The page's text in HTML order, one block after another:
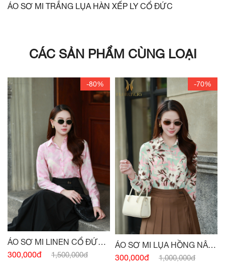
ÁO SƠ MI TRẮNG LỤA HÀN XẾP LY CỔ ĐỨC
CÁC SẢN PHẨM CÙNG LOẠI
-80%
ÁO SƠ MI LINEN CỔ ĐỨC
HỒNG PASTEL
300,000đ 1,500,000đ
-70%
ÁO SƠ MI LỤA HỒNG NÂU
TÂY CỔ ĐỨC
300,000đ 1,000,000đ